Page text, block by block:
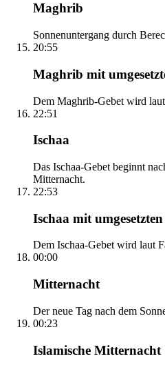
Maghrib
Sonnenuntergang durch
20:55
Maghrib mit
Dem Maghrib-Gebet wird
22:51
Ischaa
Das Ischaa-Gebet beginnt
Mitternacht.
22:53
Ischaa mit
Dem Ischaa-Gebet wird laut
00:00
Mitternacht
Der neue Tag nach dem
00:23
Islamische Mitternacht